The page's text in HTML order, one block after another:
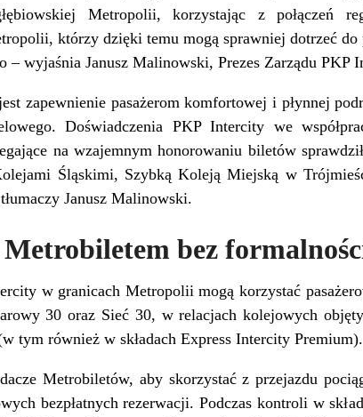
Metropolii, korzystając z połączeń
którzy dzięki temu mogą sprawniej dotrzeć do
– wyjaśnia Janusz Malinowski, Prezes Zarządu PKP
zapewnienie pasażerom komfortowej i płynnej
Doświadczenia PKP Intercity we
na wzajemnym honorowaniu biletów
Śląskimi, Szybką Koleją Miejską w
Janusz Malinowski.
bez
w granicach Metropolii mogą korzystać
30 oraz Sieć 30, w relacjach kolejowych
tym również w składach Express Intercity Premium).
Metrobiletów, aby skorzystać z przejazdu
bezpłatnych rezerwacji. Podczas kontroli w